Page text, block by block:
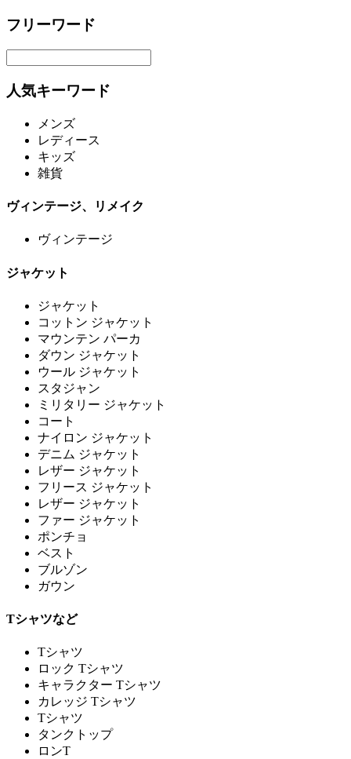
フリーワード
人気キーワード
メンズ
レディース
キッズ
雑貨
ヴィンテージ、リメイク
ヴィンテージ
ジャケット
ジャケット
コットン ジャケット
マウンテン パーカ
ダウン ジャケット
ウール ジャケット
スタジャン
ミリタリー ジャケット
コート
ナイロン ジャケット
デニム ジャケット
レザー ジャケット
フリース ジャケット
レザー ジャケット
ファー ジャケット
ポンチョ
ベスト
ブルゾン
ガウン
Tシャツなど
Tシャツ
ロック Tシャツ
キャラクター Tシャツ
カレッジ Tシャツ
Tシャツ
タンクトップ
ロンT